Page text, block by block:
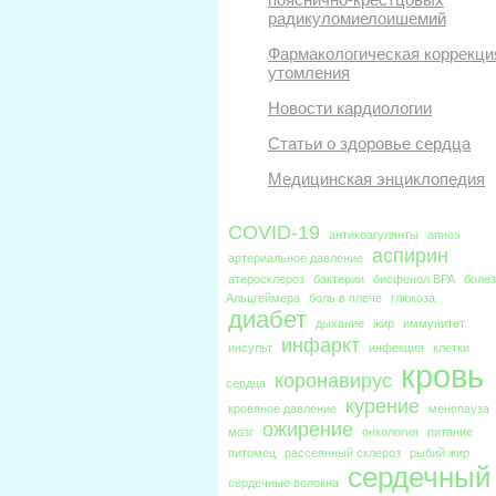
радикуломиелоишемий
Фармакологическая
утомления
Новости кардиологии
Статьи о здоровье сердца
Медицинская энциклопедия
COVID-19 антикоагулянты
апноэ
артериальное давление
аспирин
атеросклероз бактерии бисфенол BPA
Альцгеймера
боль в плече глюкоза
диабет дыхание жир
иммунитет
инсульт
инфаркт инфекция клетки
сердца коронавирус кровь
кровяное давление курение
менопауза
мозг
ожирение онкология
питание
питомец
рассеянный склероз рыбий жир
сердечные волокна
сердечный